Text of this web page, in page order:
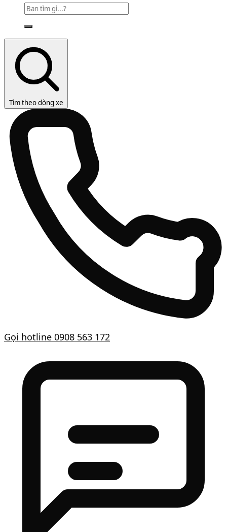
Tìm theo dòng xe
Gọi hotline 0908 563 172